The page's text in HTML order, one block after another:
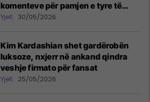
komenteve për pamjen e tyre të
ngjashme
Yjet 30/05/2026
Kim Kardashian shet gardërobën
luksoze, nxjerr në ankand qindra
veshje firmato për fansat
Yjet 25/05/2026